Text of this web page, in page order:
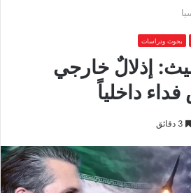
بحوث ودراسات
إذلالٌ خارجي
داخلياً